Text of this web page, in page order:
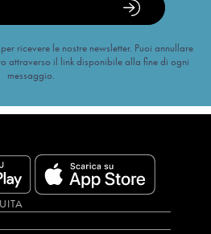
ricevere le nostre newsletter. Puoi annullare
attraverso il link disponibile alla fine di ogni
messaggio.